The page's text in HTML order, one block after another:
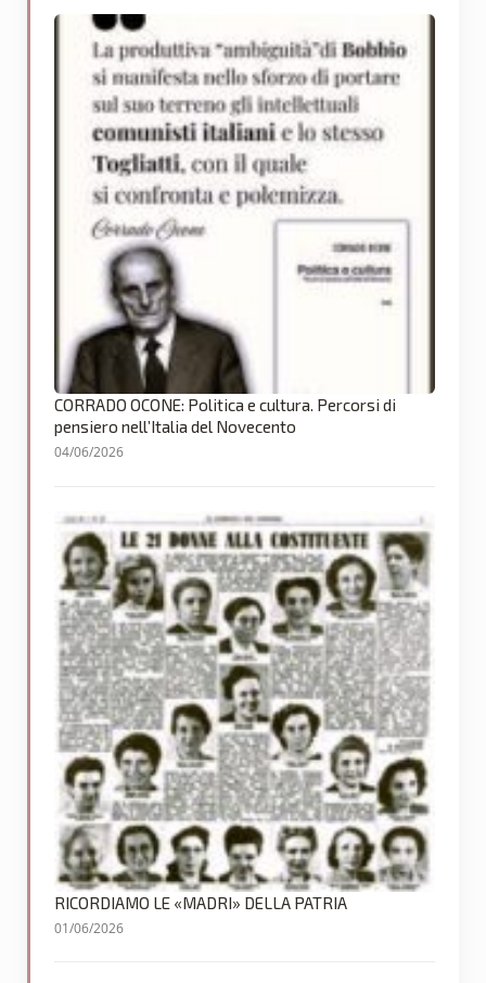
CORRADO OCONE: Politica e cultura. Percorsi di
pensiero nell’Italia del Novecento
04/06/2026
RICORDIAMO LE «MADRI» DELLA PATRIA
01/06/2026